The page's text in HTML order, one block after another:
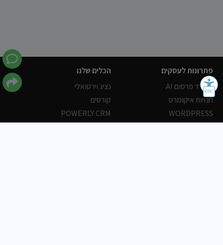
פתרונות לעסקים
משרד פרסום AI
חנויות איקומרס
WORDPRESS
הכלים שלנו
נציג וירטואלי
קורסים
POWERLY CRM